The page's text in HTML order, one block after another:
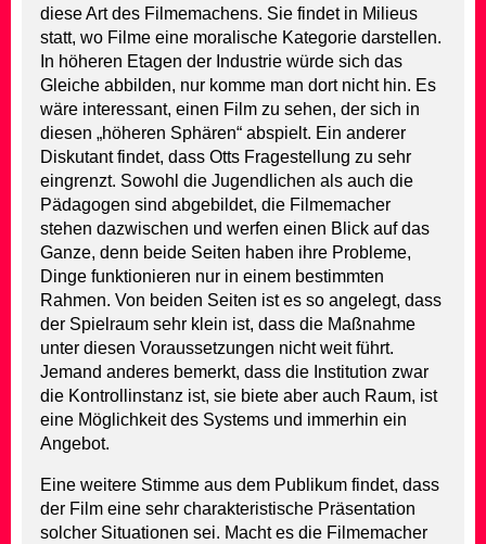
diese Art des Filmemachens. Sie findet in Milieus
statt, wo Filme eine moralische Kategorie darstellen.
In höheren Etagen der Industrie würde sich das
Gleiche abbilden, nur komme man dort nicht hin. Es
wäre interessant, einen Film zu sehen, der sich in
diesen „höheren Sphären“ abspielt. Ein anderer
Diskutant findet, dass Otts Fragestellung zu sehr
eingrenzt. Sowohl die Jugendlichen als auch die
Pädagogen sind abgebildet, die Filmemacher
stehen dazwischen und werfen einen Blick auf das
Ganze, denn beide Seiten haben ihre Probleme,
Dinge funktionieren nur in einem bestimmten
Rahmen. Von beiden Seiten ist es so angelegt, dass
der Spielraum sehr klein ist, dass die Maßnahme
unter diesen Voraussetzungen nicht weit führt.
Jemand anderes bemerkt, dass die Institution zwar
die Kontrollinstanz ist, sie biete aber auch Raum, ist
eine Möglichkeit des Systems und immerhin ein
Angebot.
Eine weitere Stimme aus dem Publikum findet, dass
der Film eine sehr charakteristische Präsentation
solcher Situationen sei. Macht es die Filmemacher